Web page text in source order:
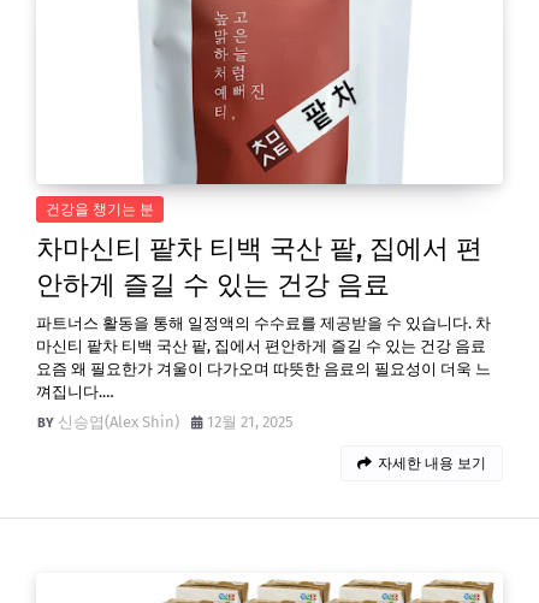
건강을 챙기는 분
차마신티 팥차 티백 국산 팥, 집에서 편
안하게 즐길 수 있는 건강 음료
파트너스 활동을 통해 일정액의 수수료를 제공받을 수 있습니다. 차
마신티 팥차 티백 국산 팥, 집에서 편안하게 즐길 수 있는 건강 음료
요즘 왜 필요한가 겨울이 다가오며 따뜻한 음료의 필요성이 더욱 느
껴집니다.…
신승엽(Alex Shin)
12월 21, 2025
자세한 내용 보기